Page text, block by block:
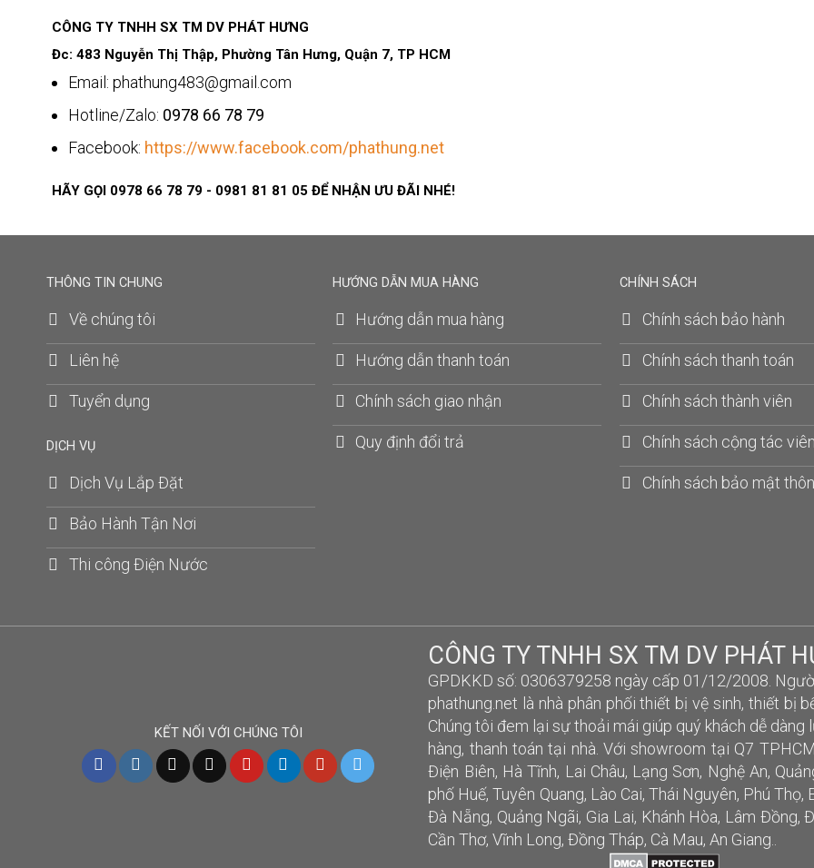
CÔNG TY TNHH SX TM DV PHÁT HƯNG
Đc: 483 Nguyễn Thị Thập, Phường Tân Hưng, Quận 7, TP HCM
Email: phathung483@gmail.com
Hotline/Zalo: 0978 66 78 79
Facebook: https://www.facebook.com/phathung.net
HÃY GỌI 0978 66 78 79 - 0981 81 81 05 ĐỂ NHẬN ƯU ĐÃI NHÉ!
THÔNG TIN CHUNG
Về chúng tôi
Liên hệ
Tuyển dụng
DỊCH VỤ
Dịch Vụ Lắp Đặt
Bảo Hành Tận Nơi
Thi công Điện Nước
HƯỚNG DẪN MUA HÀNG
Hướng dẫn mua hàng
Hướng dẫn thanh toán
Chính sách giao nhận
Quy định đổi trả
CHÍNH SÁCH
Chính sách bảo hành
Chính sách thanh toán
Chính sách thành viên
Chính sách cộng tác viên
Chính sách bảo mật
KẾT NỐI VỚI CHÚNG TÔI
CÔNG TY TNHH SX TM DV PHÁT
GPDKKD số: 0306379258 ngày cấp 01/12/2008.
phathung.net là nhà phân phối thiết bị vệ sinh, thiết bị
Chúng tôi đem lại sự thoải mái giúp quý khách dễ
hàng, thanh toán tại nhà. Với showroom tại Q7
Điện Biên, Hà Tĩnh, Lai Châu, Lạng Sơn, Nghệ An,
phố Huế, Tuyên Quang, Lào Cai, Thái Nguyên, Phú
Đà Nẵng, Quảng Ngãi, Gia Lai, Khánh Hòa, Lâm Đồng,
Cần Thơ, Vĩnh Long, Đồng Tháp, Cà Mau, An Giang..